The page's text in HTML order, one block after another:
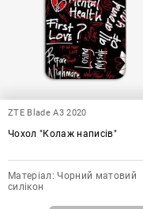
ZTE Blade A3 2020
Чохол "Колаж написів"
Матеріал: Чорний матовий
силікон